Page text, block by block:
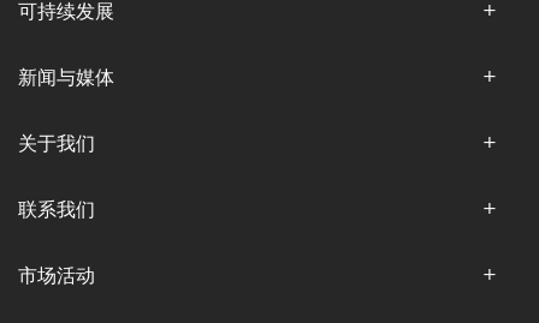
可持续发展
新闻与媒体
关于我们
联系我们
市场活动